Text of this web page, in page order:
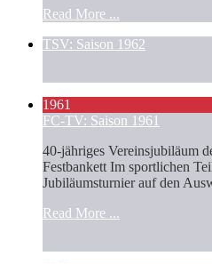
Read More ...
TSV: Saison 1962
1961
FC-TV: Saison 1961
40-jähriges Vereinsjubiläum
Festbankett Im sportlichen
Jubiläumsturnier auf den
Read More ...